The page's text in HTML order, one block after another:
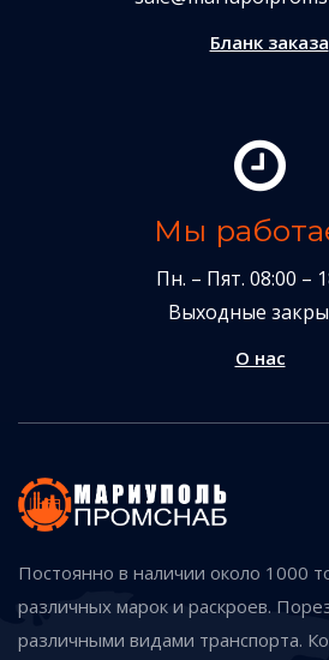
Бланк заказа
Мы
Пн. – Пят. 08:00 –
Выходные
О нас
Постоянно в наличии около 1000
различных марок и раскроев.
различными видами транспорта.